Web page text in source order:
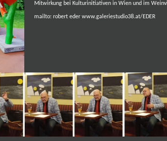
Mitwirkung bei Kulturinitiativen in Wien und im
mailto: robert eder www.galeriestudio38.at/EDER